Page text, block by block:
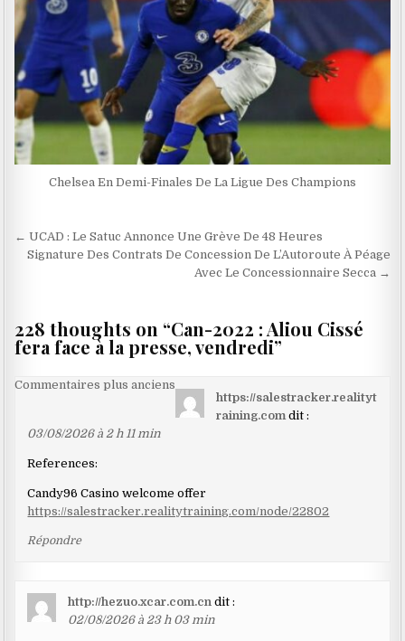
Chelsea En Demi-Finales De La Ligue Des Champions
Navigation
de
← UCAD : Le Satuc Annonce Une Grève De 48 Heures
Signature Des Contrats De Concession De L’Autoroute À Péage
Avec Le Concessionnaire Secca →
228 thoughts on “Can-2022 : Aliou Cissé
fera face à la presse, vendredi”
Navigation
les
commentaires
Commentaires plus anciens
https://salestracker.realityt
raining.com dit :
03/08/2026 à 2 h 11 min
References:
Candy96 Casino welcome offer
https://salestracker.realitytraining.com/node/22802
Répondre
http://hezuo.xcar.com.cn dit :
02/08/2026 à 23 h 03 min